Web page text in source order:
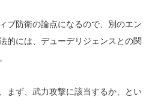
ブ防衛の論点になるので、別のエン
的には、デューデリジェンスとの関
まず、武力攻撃に該当するか、とい